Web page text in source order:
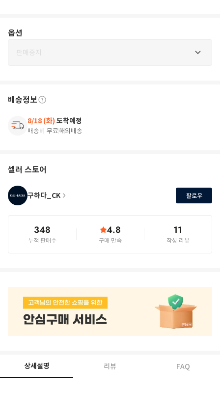
옵션
판매중지
배송정보
8/18 (화) 도착예정
배송비 무료해외배송
셀러 스토어
구하다_CK 팔로우
348
누적 판매수
4.8
구매 만족
11
작성 리뷰
상세설명 리뷰 FAQ